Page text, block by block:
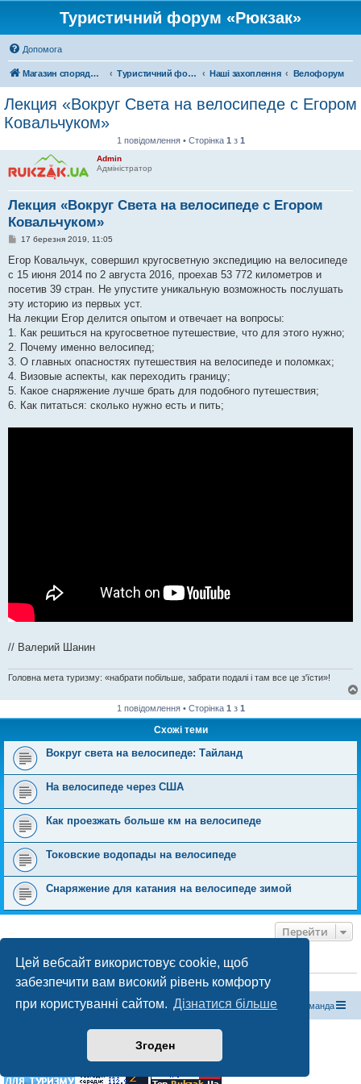
Цей вебсайт використовує cookie, щоб
забезпечити вам високий рівень комфорту
при користуванні сайтом. Дізнатися більше
Згоден
Туристичний форум «Рюкзак»
Допомога
Магазин спорядження Туристичний форум «Рюкзак» Наші захоплення Велофорум
Лекция «Вокруг Света на велосипеде с Егором
Ковальчуком»
1 повідомлення • Сторінка 1 з 1
Admin
Адміністратор
Лекция «Вокруг Света на велосипеде с Егором
Ковальчуком»
П
в
д
о
л
е
н
я
17 березня 2019, 11:05
Егор Ковальчук, совершил кругосветную экспедицию на велосипеде
с 15 июня 2014 по 2 августа 2016, проехав 53 772 километров и
посетив 39 стран. Не упустите уникальную возможность послушать
эту историю из первых уст.
На лекции Егор делится опытом и отвечает на вопросы:
1. Как решиться на кругосветное путешествие, что для этого нужно;
2. Почему именно велосипед;
3. О главных опасностях путешествия на велосипеде и поломках;
4. Визовые аспекты, как переходить границу;
5. Какое снаряжение лучше брать для подобного путешествия;
6. Как питаться: сколько нужно есть и пить;
// Валерий Шанин
Головна мета туризму: «набрати побільше, забрати подалі і там все це з'їсти»!
1 повідомлення • Сторінка 1 з 1
Схожі теми
Вокруг света на велосипеде: Тайланд
На велосипеде через США
Как проезжать больше км на велосипеде
Токовские водопады на велосипеде
Снаряжение для катания на велосипеде зимой
Перейти
ХТО ЗАРАЗ ОНЛАЙН
Зараз переглядають цей форум:ClaudeBot [бот ШІ]і 1 гість
Магазин спорядження Туристичний форум «Рюкзак» Команда
Працює на phpBB® Forum Software © phpBB Limited
Конфіденційність